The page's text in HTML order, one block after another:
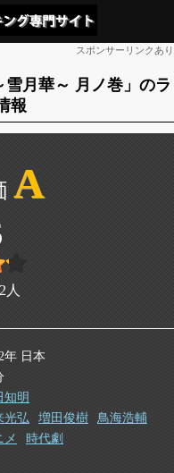
スポンサーリンクあり
雪月華～ 月ノ巻」のラ
報
A
人
年 日本
知明
光弘 増田俊樹
鳥海浩輔
メ 時代劇